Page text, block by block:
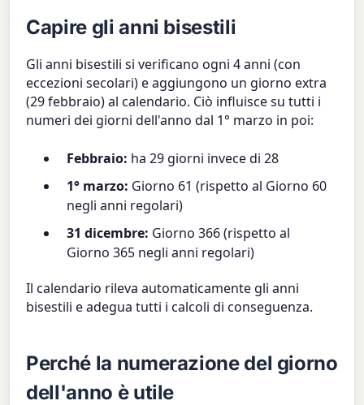
Capire gli anni bisestili
Gli anni bisestili si verificano ogni 4 anni (con
eccezioni secolari) e aggiungono un giorno extra
(29 febbraio) al calendario. Ciò influisce su tutti i
numeri dei giorni dell'anno dal 1° marzo in poi:
Febbraio: ha 29 giorni invece di 28
1° marzo: Giorno 61 (rispetto al Giorno 60
negli anni regolari)
31 dicembre: Giorno 366 (rispetto al
Giorno 365 negli anni regolari)
Il calendario rileva automaticamente gli anni
bisestili e adegua tutti i calcoli di conseguenza.
Perché la numerazione del giorno
dell'anno è utile